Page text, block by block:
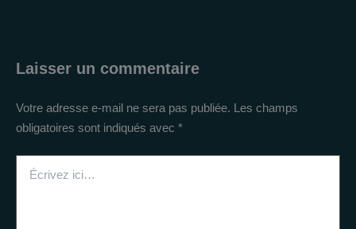
Laisser un commentaire
Votre adresse e-mail ne sera pas publiée. Les champs
obligatoires sont indiqués avec *
ici…